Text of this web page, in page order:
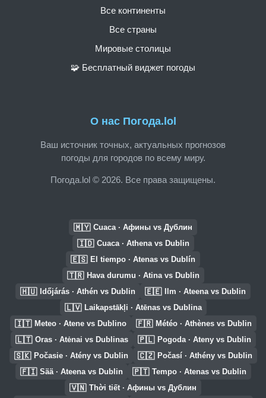
О нас Погода.lol
Ваш источник точных, актуальных прогнозов
погоды для городов по всему миру.
Погода.lol © 2026. Все права защищены.
Все континенты
Все страны
Мировые столицы
🧩 Бесплатный виджет погоды
🇲🇾 Cuaca · Афины vs Дублин
🇮🇩 Cuaca · Athena vs Dublin
🇪🇸 El tiempo · Atenas vs Dublín
🇹🇷 Hava durumu · Atina vs Dublin
🇭🇺 Időjárás · Athén vs Dublin 🇪🇪 Ilm · Ateena vs Dublin
🇱🇻 Laikapstākļi · Atēnas vs Dublina
🇮🇹 Meteo · Atene vs Dublino 🇫🇷 Météo · Athènes vs Dublin
🇱🇹 Oras · Atėnai vs Dublinas 🇵🇱 Pogoda · Ateny vs Dublin
🇸🇰 Počasie · Atény vs Dublin 🇨🇿 Počasí · Athény vs Dublin
🇫🇮 Sää · Ateena vs Dublin 🇵🇹 Tempo · Atenas vs Dublin
🇻🇳 Thời tiết · Афины vs Дублин